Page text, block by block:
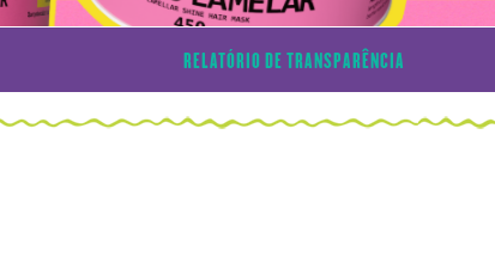
RELATÓRIO DE TRANSPARÊNCIA